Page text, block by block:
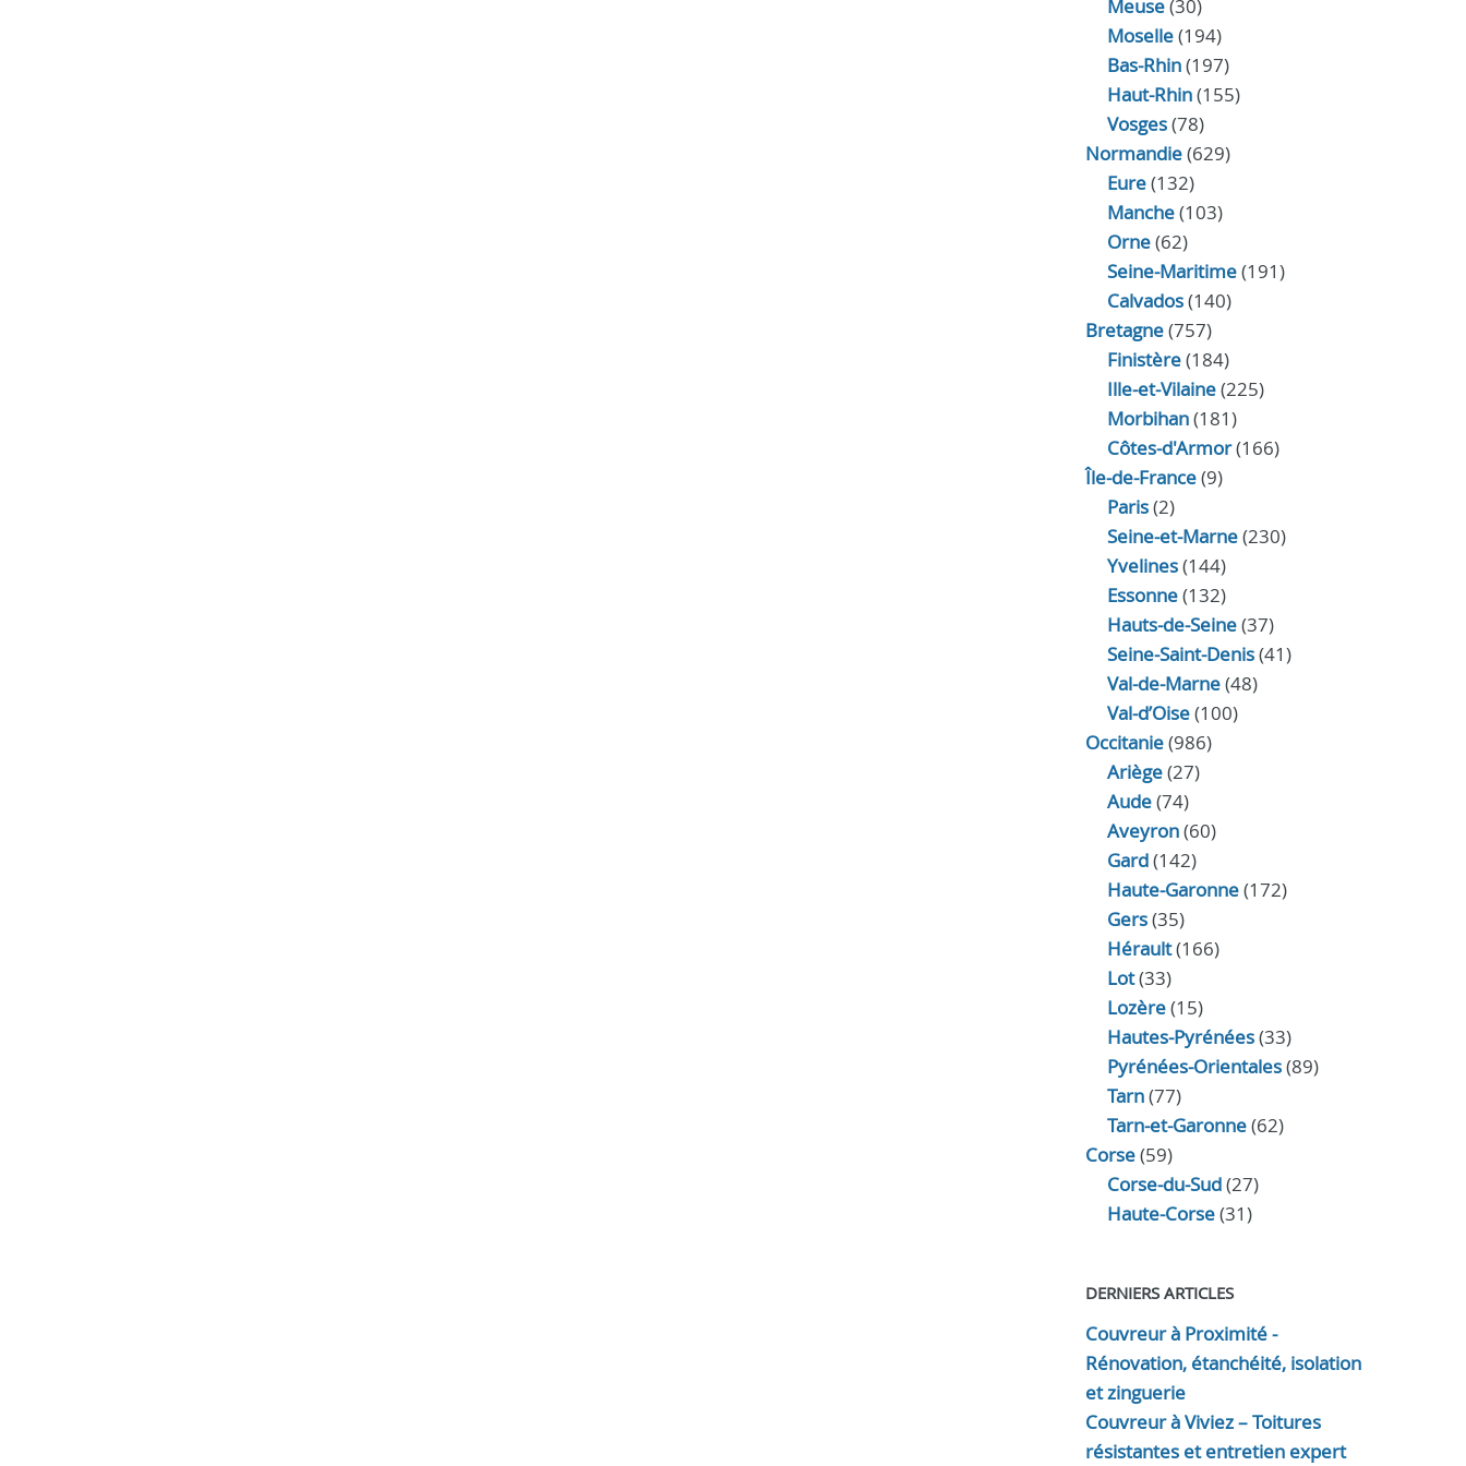
Meuse(30)
Moselle(194)
Bas-Rhin(197)
Haut-Rhin(155)
Vosges(78)
Normandie(629)
Eure(132)
Manche(103)
Orne(62)
Seine-Maritime(191)
Calvados(140)
Bretagne(757)
Finistère(184)
Ille-et-Vilaine(225)
Morbihan(181)
Côtes-d'Armor(166)
Île-de-France(9)
Paris(2)
Seine-et-Marne(230)
Yvelines(144)
Essonne(132)
Hauts-de-Seine(37)
Seine-Saint-Denis(41)
Val-de-Marne(48)
Val-d’Oise(100)
Occitanie(986)
Ariège(27)
Aude(74)
Aveyron(60)
Gard(142)
Haute-Garonne(172)
Gers(35)
Hérault(166)
Lot(33)
Lozère(15)
Hautes-Pyrénées(33)
Pyrénées-Orientales(89)
Tarn(77)
Tarn-et-Garonne(62)
Corse(59)
Corse-du-Sud(27)
Haute-Corse(31)
DERNIERS ARTICLES
Couvreur à Proximité -
Rénovation, étanchéité, isolation
et zinguerie
Couvreur à Viviez – Toitures
résistantes et entretien expert